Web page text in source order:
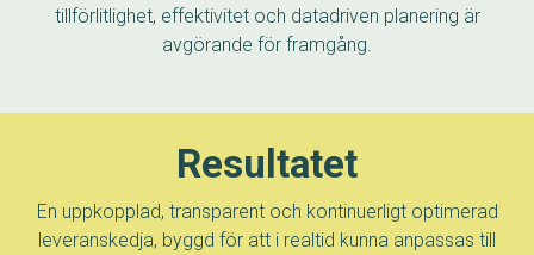
tillförlitlighet, effektivitet och datadriven planering är
avgörande för framgång.
Resultatet
En uppkopplad, transparent och kontinuerligt optimerad
leveranskedja, byggd för att i realtid kunna anpassas till